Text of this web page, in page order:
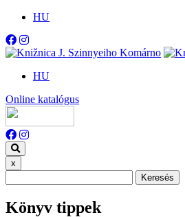
HU
HU
Online katalógus
x
Keresés
Könyv tippek